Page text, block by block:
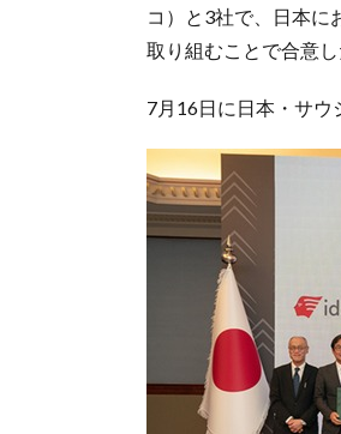
コ）と3社で、日本に
取り組むことで合意し
7月16日に日本・サウ